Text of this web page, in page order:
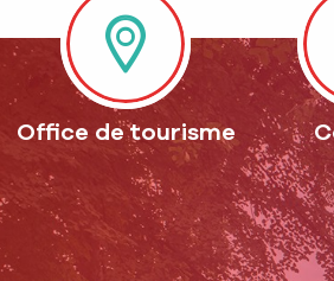
Office de tourisme